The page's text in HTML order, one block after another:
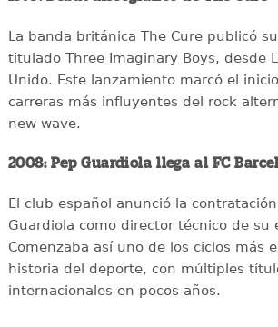
La banda británica The Cure publicó
titulado Three Imaginary Boys, desde
Unido. Este lanzamiento marcó el
carreras más influyentes del rock
new wave.
2008: Pep Guardiola llega al FC
El club español anunció la contratación
Guardiola como director técnico de su
Comenzaba así uno de los ciclos más
historia del deporte, con múltiples
internacionales en pocos años.